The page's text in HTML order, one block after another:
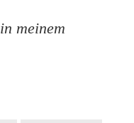
meinem